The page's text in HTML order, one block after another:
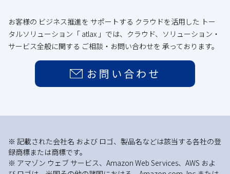
お客様の ビジネス推進を サポートする クラウドを活用した トー
タルソリューション「 atlax 」では、クラウド、ソリューション・
サービス全般に関する ご相談・お問い合わせを 承っております。
お問い合わせ
※ 記載された会社名 および ロゴ、製品名などは該当する各社の登
録商標または商標です。
※ アマゾン ウェブ サービス、Amazon Web Services、AWS およ